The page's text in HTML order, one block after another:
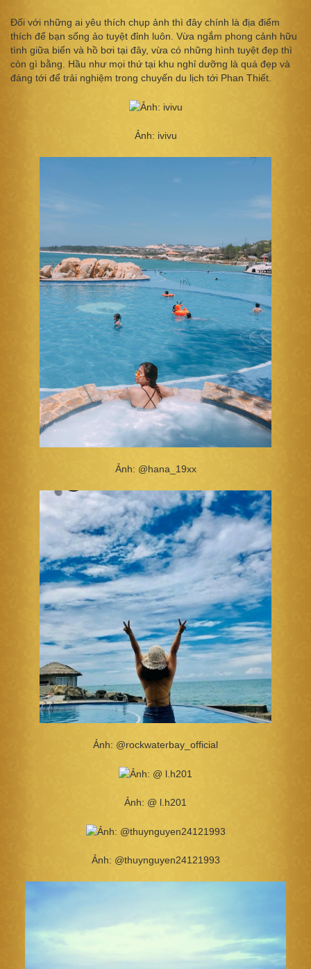
Đối với những ai yêu thích chụp ảnh thì đây chính là địa điểm
thích để bạn sống ảo tuyệt đỉnh luôn. Vừa ngắm phong cảnh hữu
tình giữa biển và hồ bơi tại đây, vừa có những hình tuyệt đẹp thì
còn gì bằng. Hầu như mọi thứ tại khu nghỉ dưỡng là quá đẹp và
đáng tới để trải nghiệm trong chuyến du lịch tới Phan Thiết.
Ảnh: ivivu
Ảnh: @hana_19xx
Ảnh: @rockwaterbay_official
Ảnh: @ l.h201
Ảnh: @thuynguyen24121993